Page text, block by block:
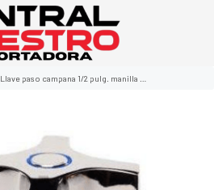
Llave paso campana 1/2 pulg. manilla cruz